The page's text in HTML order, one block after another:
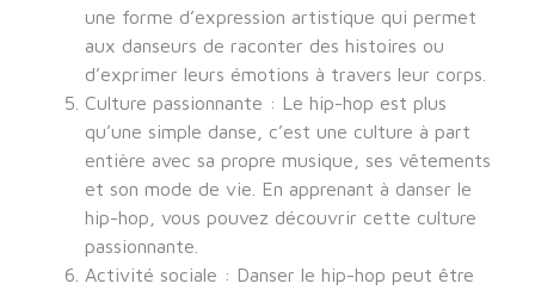
une forme d’expression artistique qui permet
aux danseurs de raconter des histoires ou
d’exprimer leurs émotions à travers leur corps.
Culture passionnante : Le hip-hop est plus
qu’une simple danse, c’est une culture à part
entière avec sa propre musique, ses vêtements
et son mode de vie. En apprenant à danser le
hip-hop, vous pouvez découvrir cette culture
passionnante.
Activité sociale : Danser le hip-hop peut être